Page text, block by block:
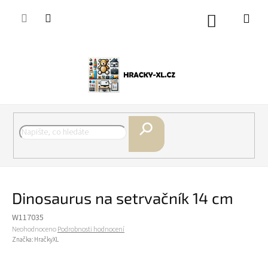
Nákupní
Dinosaurus na setrvačník 14 cm
W117035
Průměrné
hodnocení
NeohodnocenoPodrobnosti hodnocení
Značka: HračkyXL